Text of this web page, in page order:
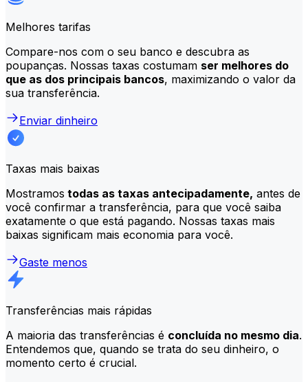
Melhores tarifas
Compare-nos com o seu banco e descubra as
poupanças. Nossas taxas costumam ser melhores do
que as dos principais bancos, maximizando o valor da
sua transferência.
Enviar dinheiro
Taxas mais baixas
Mostramos todas as taxas antecipadamente, antes de
você confirmar a transferência, para que você saiba
exatamente o que está pagando. Nossas taxas mais
baixas significam mais economia para você.
Gaste menos
Transferências mais rápidas
A maioria das transferências é concluída no mesmo dia.
Entendemos que, quando se trata do seu dinheiro, o
momento certo é crucial.